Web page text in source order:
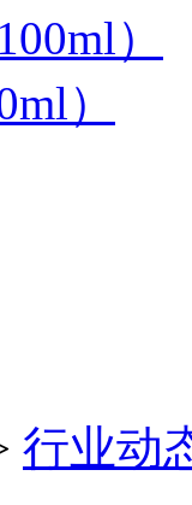
）
）
行业动